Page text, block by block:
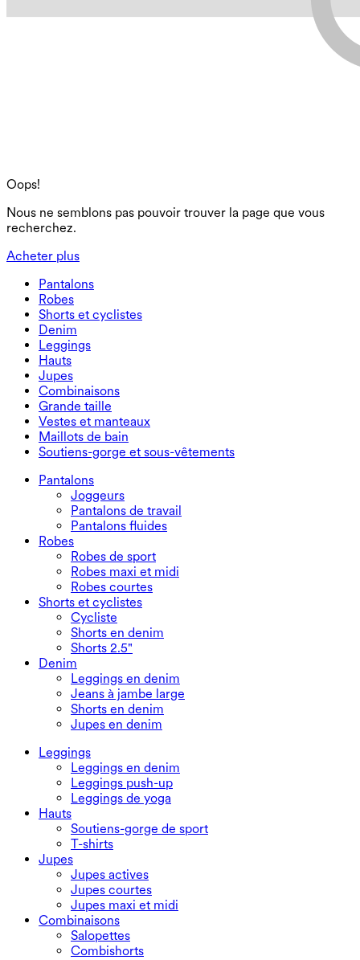
Oops!
Nous ne semblons pas pouvoir trouver la page que vous
recherchez.
Acheter plus
Pantalons
Pantalons
Joggeurs
Pantalons de travail
Pantalons fluides
Robes
Robes
Robes de sport
Robes maxi et midi
Robes courtes
Shorts et cyclistes
Shorts et cyclistes
Cycliste
Shorts en denim
Shorts 2.5"
Denim
Denim
Leggings en denim
Jeans à jambe large
Shorts en denim
Jupes en denim
Leggings
Leggings
Leggings en denim
Leggings push-up
Leggings de yoga
Hauts
Hauts
Soutiens-gorge de sport
T-shirts
Jupes
Jupes
Jupes actives
Jupes courtes
Jupes maxi et midi
Combinaisons
Combinaisons
Salopettes
Combishorts
Grande taille
Grande taille
Bas grande taille
Hauts grande taille
Robes grande taille
Vestes et manteaux
Vestes et manteaux
Vestes et manteaux
Manteaux
Maillots de bain
Maillots de bain
Hauts de maillot de bain
Bas de maillot de bain
Ensembles de maillots de bain
Soutiens-gorge et sous-vêtements
Soutiens-gorge et sous-vêtements
Soutiens-gorge
Sous-vêtements
Pantalons
Joggeurs
Pantalons de travail
Pantalons fluides
Robes
Robes de sport
Robes maxi et midi
Robes courtes
Shorts et cyclistes
Cycliste
Shorts en denim
Shorts 2.5"
Denim
Leggings en denim
Jeans à jambe large
Shorts en denim
Jupes en denim
Leggings
Leggings en denim
Leggings push-up
Leggings de yoga
Hauts
Soutiens-gorge de sport
T-shirts
Jupes
Jupes actives
Jupes courtes
Jupes maxi et midi
Combinaisons
Salopettes
Combishorts